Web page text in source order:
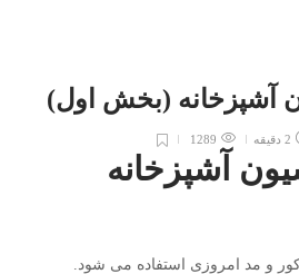
آشپزخانه (بخش اول)
2 دقیقه 1289
آشپزخانه
و مد امروزی استفاده می شود.